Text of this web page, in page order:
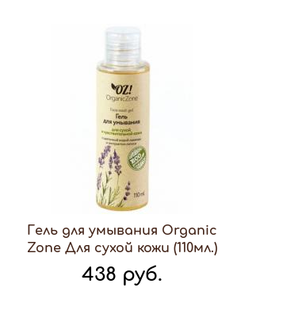
Гель для умывания Organic
Zone Для сухой кожи (110мл.)
438 руб.